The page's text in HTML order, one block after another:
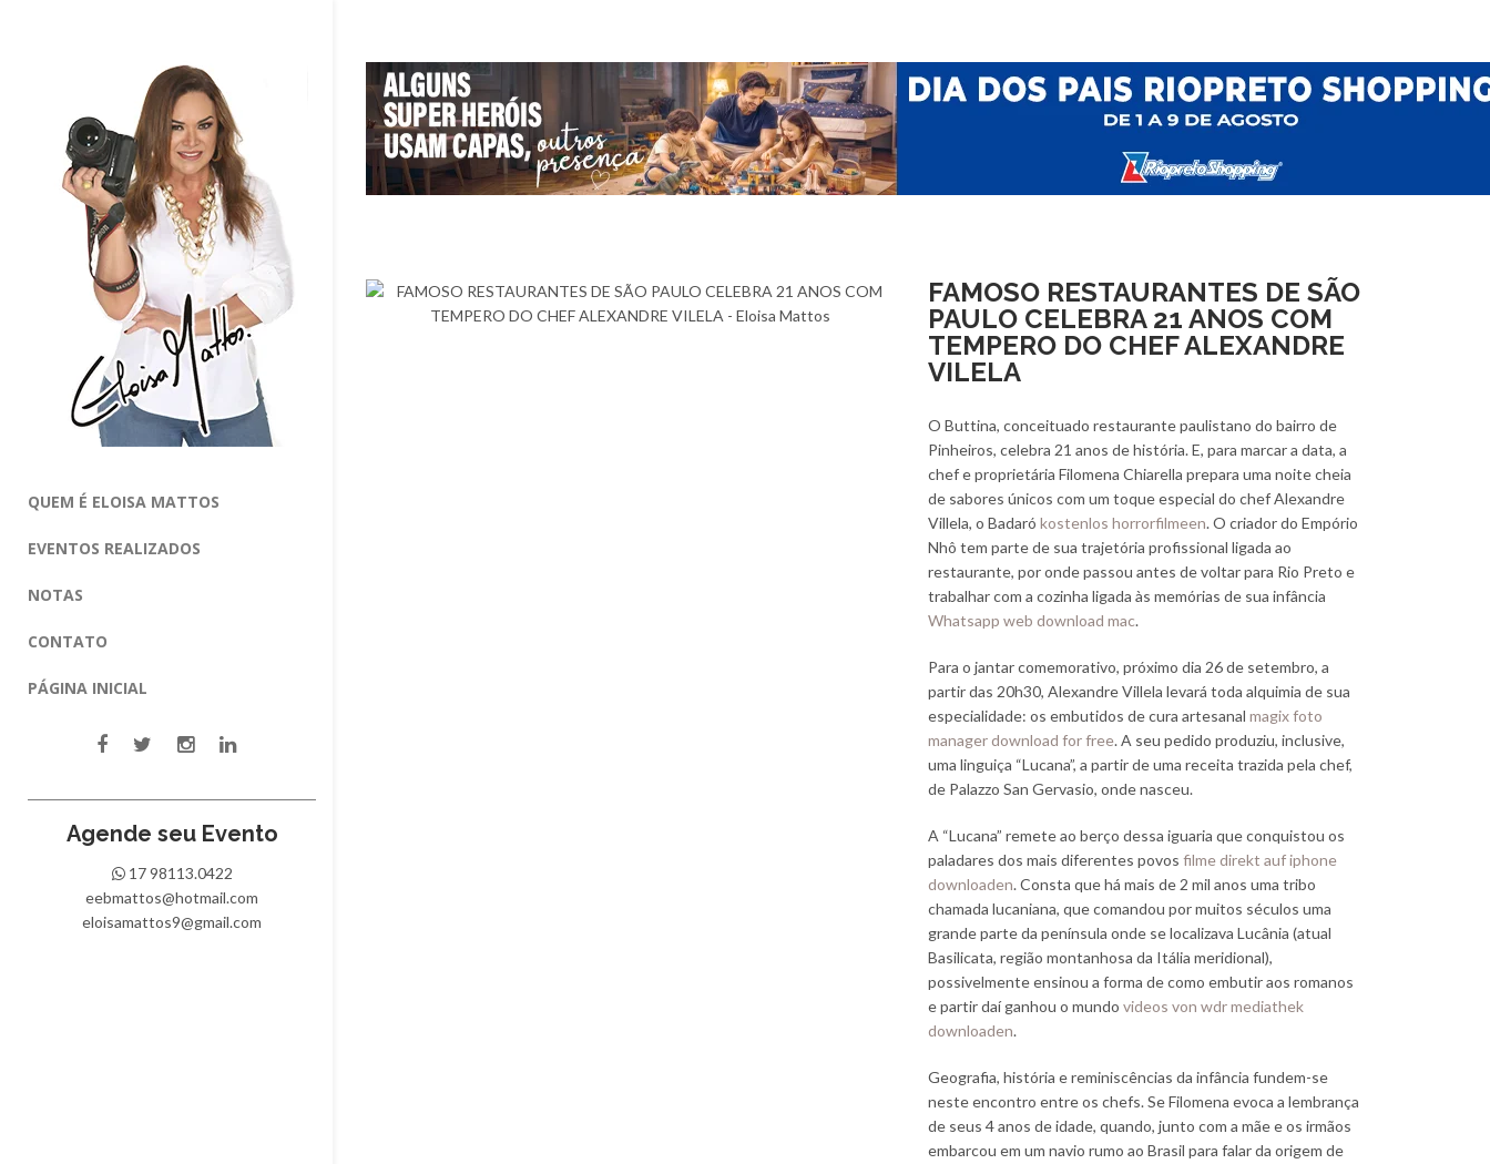
QUEM É ELOISA MATTOS
EVENTOS REALIZADOS
NOTAS
CONTATO
PÁGINA INICIAL
Agende seu Evento
17 98113.0422
eebmattos@hotmail.com
eloisamattos9@gmail.com
FAMOSO RESTAURANTES DE SÃO
PAULO CELEBRA 21 ANOS COM
TEMPERO DO CHEF ALEXANDRE
VILELA
O Buttina, conceituado restaurante paulistano do bairro de
Pinheiros, celebra 21 anos de história. E, para marcar a data, a
chef e proprietária Filomena Chiarella prepara uma noite cheia
de sabores únicos com um toque especial do chef Alexandre
Villela, o Badaró kostenlos horrorfilmeen. O criador do Empório
Nhô tem parte de sua trajetória profissional ligada ao
restaurante, por onde passou antes de voltar para Rio Preto e
trabalhar com a cozinha ligada às memórias de sua infância
Whatsapp web download mac.
Para o jantar comemorativo, próximo dia 26 de setembro, a
partir das 20h30, Alexandre Villela levará toda alquimia de sua
especialidade: os embutidos de cura artesanal magix foto
manager download for free. A seu pedido produziu, inclusive,
uma linguiça “Lucana”, a partir de uma receita trazida pela chef,
de Palazzo San Gervasio, onde nasceu.
A “Lucana” remete ao berço dessa iguaria que conquistou os
paladares dos mais diferentes povos filme direkt auf iphone
downloaden. Consta que há mais de 2 mil anos uma tribo
chamada lucaniana, que comandou por muitos séculos uma
grande parte da península onde se localizava Lucânia (atual
Basilicata, região montanhosa da Itália meridional),
possivelmente ensinou a forma de como embutir aos romanos
e partir daí ganhou o mundo videos von wdr mediathek
downloaden.
Geografia, história e reminiscências da infância fundem-se
neste encontro entre os chefs. Se Filomena evoca a lembrança
de seus 4 anos de idade, quando, junto com a mãe e os irmãos
embarcou em um navio rumo ao Brasil para falar da origem de